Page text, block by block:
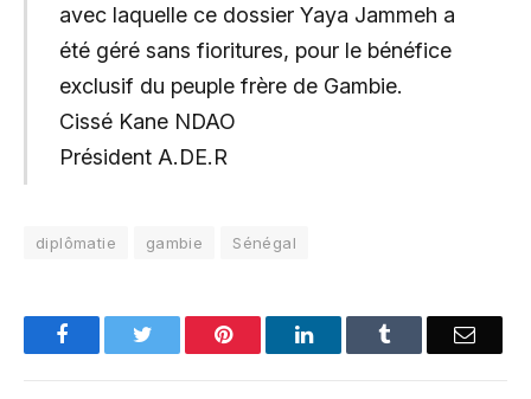
avec laquelle ce dossier Yaya Jammeh a
été géré sans fioritures, pour le bénéfice
exclusif du peuple frère de Gambie.
Cissé Kane NDAO
Président A.DE.R
diplômatie gambie Sénégal
FacebookTwitter Pinterest LinkedInTumblr Email